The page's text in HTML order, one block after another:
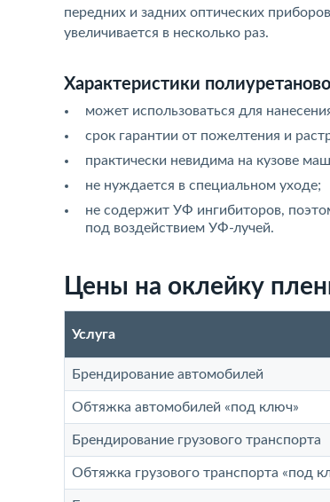
передних и задних оптических
увеличивается в несколько раз.
Характеристики
может использоваться для
срок гарантии от пожелтения и
практически невидима на кузове
не нуждается в специальном уходе;
не содержит УФ ингибиторов,
под воздействием УФ-лучей.
Цены на оклейку
Услуга
Брендирование автомобилей
Обтяжка автомобилей «под ключ»
Брендирование грузового транспорта
Обтяжка грузового транспорта «под